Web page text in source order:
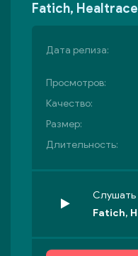
Fatich,
Дата релиза:
Просмотров:
Качество:
Размер:
Длительность:
Слушать